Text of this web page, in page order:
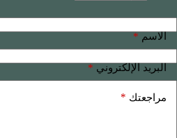
الاسم*
البريد الإلكتروني*
مراجعتك *